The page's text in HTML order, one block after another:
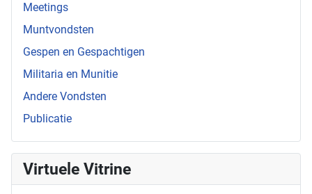
Meetings
Muntvondsten
Gespen en Gespachtigen
Militaria en Munitie
Andere Vondsten
Publicatie
Virtuele Vitrine